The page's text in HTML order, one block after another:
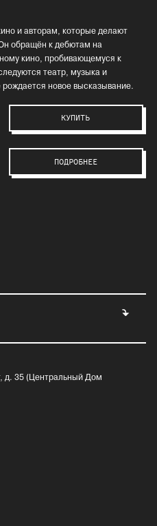
и авторам, которые делают
обращён к дебютам на
кино, пробивающемуся к
театр, музыка и
новое высказывание.
КУПИТЬ
ПОДРОБНЕЕ
д. 35 (Центральный Дом